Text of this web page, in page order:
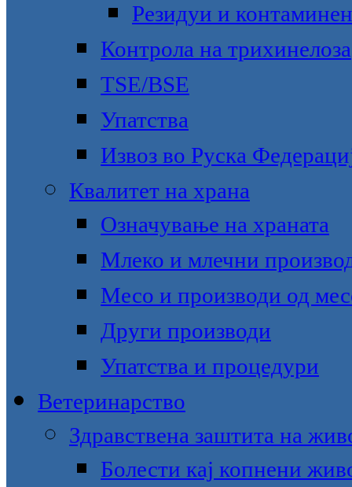
Резидуи и
Контрола на трихинелоза
TSE/BSE
Упатства
Извоз во Руска
Квалитет на храна
Означување на храната
Млеко и млечни
Месо и производи од
Други производи
Упатства и процедури
Ветеринарство
Здравствена заштита на
Болести кај копнени